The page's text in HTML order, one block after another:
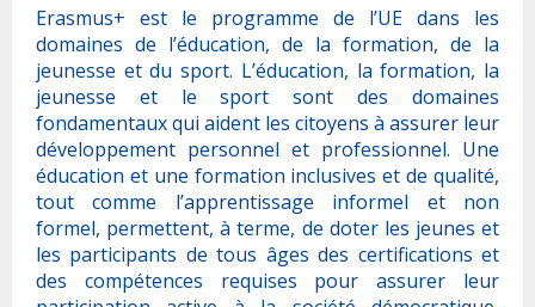
KA2 Action: Capacity Building in the field of Vocational
Training (CBVET)
KA2 Action: Capacity Building in the field of Youth
(CBY)
Jean Monnet Action
Erasmus+ Virtual Exchange
Liste des Projets CBHE Erasmus+ Tunisiens
Liste des Projets Intra-Africa Erasmus+ Tunisiens
Liste des Universités Etatiques en Tunisie
Liste des Universités Privées en Tunisie
Priorités Nationales
Présentation du Bureau
Erasmus+ est le programme de l’UE dans les
domaines de l’éducation, de la formation, de la
jeunesse et du sport. L’éducation, la formation, la
jeunesse et le sport sont des domaines
fondamentaux qui aident les citoyens à assurer leur
développement personnel et professionnel. Une
éducation et une formation inclusives et de qualité,
tout comme l’apprentissage informel et non
formel, permettent, à terme, de doter les jeunes et
les participants de tous âges des certifications et
des compétences requises pour assurer leur